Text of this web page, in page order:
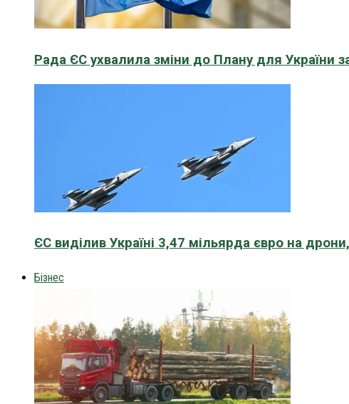
Рада ЄС ухвалила зміни до Плану для України
ЄС виділив Україні 3,47 мільярда євро на
Бізнес